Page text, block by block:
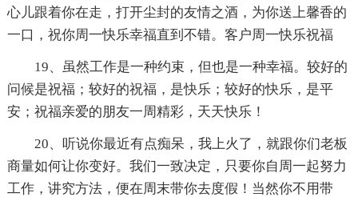
心儿跟着你在走，打开尘封的友情之酒，为你送上馨香的
一口，祝你周一快乐幸福直到不错。客户周一快乐祝福
19、虽然工作是一种约束，但也是一种幸福。较好的
问候是祝福；较好的祝福，是快乐；较好的快乐，是平
安；祝福亲爱的朋友一周精彩，天天快乐！
20、听说你最近有点痴呆，我上火了，就跟你们老板
商量如何让你变好。我们一致决定，只要你自周一起努力
工作，讲究方法，便在周末带你去度假！当然你不用带